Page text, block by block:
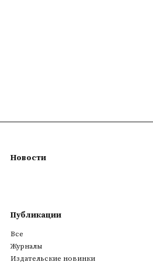
Новости
Публикации
Все
Журналы
Издательские новинки